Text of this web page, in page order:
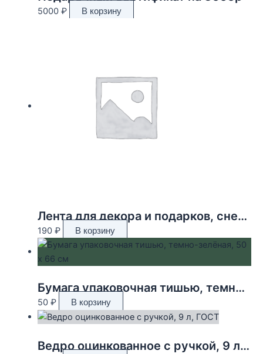
5000 ₽ В корзину
Лента для декора и подарков, снежинки, 2 см х 45 м
190 ₽ В корзину
Бумага упаковочная тишью, темно-зелёная, 50 х 66 см
50 ₽ В корзину
Ведро оцинкованное с ручкой, 9 л, ГОСТ